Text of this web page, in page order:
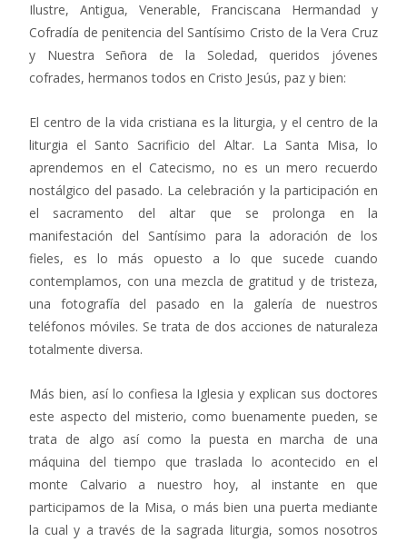
Ilustre, Antigua, Venerable, Franciscana Hermandad y
Cofradía de penitencia del Santísimo Cristo de la Vera Cruz
y Nuestra Señora de la Soledad, queridos jóvenes
cofrades, hermanos todos en Cristo Jesús, paz y bien:
El centro de la vida cristiana es la liturgia, y el centro de la
liturgia el Santo Sacrificio del Altar. La Santa Misa, lo
aprendemos en el Catecismo, no es un mero recuerdo
nostálgico del pasado. La celebración y la participación en
el sacramento del altar que se prolonga en la
manifestación del Santísimo para la adoración de los
fieles, es lo más opuesto a lo que sucede cuando
contemplamos, con una mezcla de gratitud y de tristeza,
una fotografía del pasado en la galería de nuestros
teléfonos móviles. Se trata de dos acciones de naturaleza
totalmente diversa.
Más bien, así lo confiesa la Iglesia y explican sus doctores
este aspecto del misterio, como buenamente pueden, se
trata de algo así como la puesta en marcha de una
máquina del tiempo que traslada lo acontecido en el
monte Calvario a nuestro hoy, al instante en que
participamos de la Misa, o más bien una puerta mediante
la cual y a través de la sagrada liturgia, somos nosotros